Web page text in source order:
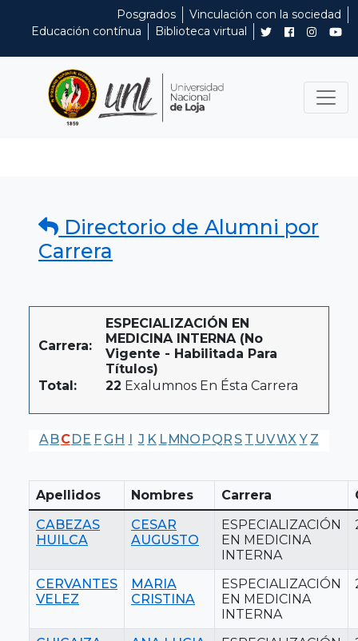
Posgrados
Vinculación con la sociedad
Educación contínua
Biblioteca virtual
Directorio de Alumni por
Carrera
Carrera:
ESPECIALIZACIÓN EN
MEDICINA INTERNA (No
Vigente - Habilitada Para
Títulos)
Total:
22 Exalumnos En Ésta Carrera
A BCDE F G H I J K LMNO PQR S T UVWX Y Z
Apellidos Nombres Carrera
CABEZAS
HUILCA
CESAR
AUGUSTO
ESPECIALIZACIÓN
EN MEDICINA
INTERNA
CERVANTES
VELEZ
MARIA
CRISTINA
ESPECIALIZACIÓN
EN MEDICINA
INTERNA